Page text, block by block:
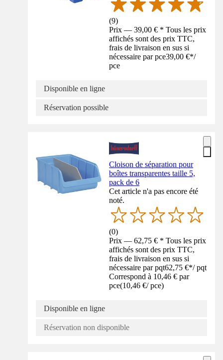
(9)
Prix — 39,00 € * Tous les prix
affichés sont des prix TTC,
frais de livraison en sus si
nécessaire par pce39,00 €*/
pce
Disponible en ligne
Réservation possible
Cloison de séparation pour
boîtes transparentes taille 5,
pack de 6
Cet article n'a pas encore été
noté.
(0)
Prix — 62,75 € * Tous les prix
affichés sont des prix TTC,
frais de livraison en sus si
nécessaire par pqt62,75 €*/ pqt
Correspond à 10,46 € par
pce(10,46 €/ pce)
Disponible en ligne
Réservation non disponible